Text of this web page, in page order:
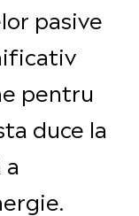
pasive
pentru
duce la